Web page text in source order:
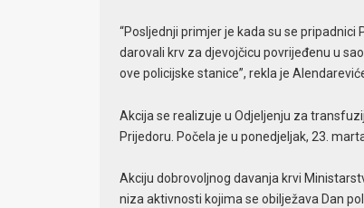
“Posljednji primjer je kada su se
darovali krv za djevojčicu povrijeđenu u
ove policijske stanice”, rekla je
Akcija se realizuje u Odjeljenju za
Prijedoru. Počela je u ponedjeljak, 23.
Akciju dobrovoljnog davanja krvi
niza aktivnosti kojima se obilježava Dan